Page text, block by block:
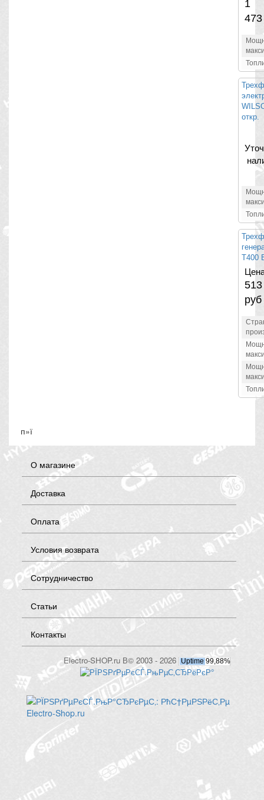
1
откр.
Т400
руб
п»ї
О магазине
Доставка
Оплата
Условия возврата
Сотрудничество
Статьи
Контакты
Electro-SHOP.ru В© 2003 - 2026